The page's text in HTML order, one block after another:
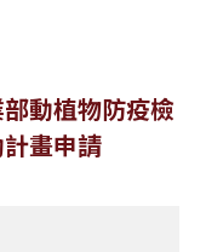
動植物防疫檢
畫申請